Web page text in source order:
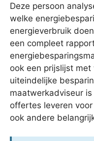
Deze persoon
welke
energieverbruik
een compleet
ook een prijslijst
uiteindelijke
maatwerkadviseur
offertes leveren
ook andere